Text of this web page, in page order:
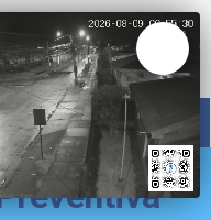
DEPORTES